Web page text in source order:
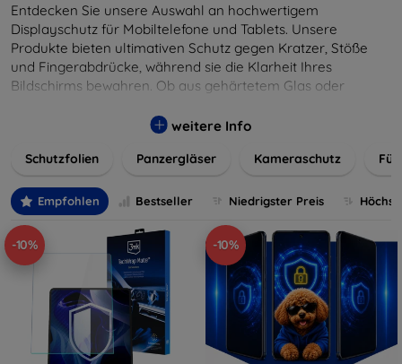
Entdecken Sie unsere Auswahl an hochwertigem
Displayschutz für Mobiltelefone und Tablets. Unsere
Produkte bieten ultimativen Schutz gegen Kratzer, Stöße
und Fingerabdrücke, während sie die Klarheit Ihres
Bildschirms bewahren. Ob aus gehärtetem Glas oder
installieren und passgenau für jedes Gerät, um eine
wertvolles Gerät mit unseren langlebigen und zuverlässigen
digitales Erlebnis.
weitere Info
Schutzfolien Panzergläser Kameraschutz
Empfohlen Bestseller Niedrigster Preis
-10% -10%